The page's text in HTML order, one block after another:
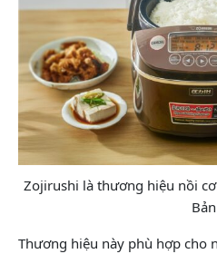
Zojirushi là thương hiệu nồi
Bản
Thương hiệu này phù hợp cho